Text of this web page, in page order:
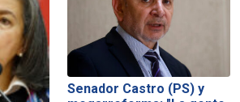
Senador Castro (PS) y